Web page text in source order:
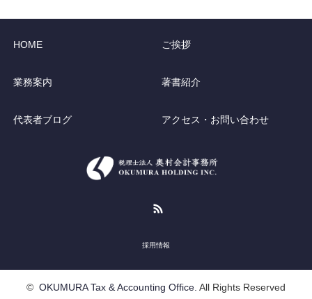
HOME ご挨拶
業務案内 著書紹介
代表者ブログ アクセス・お問い合わせ
採用情報
© OKUMURA Tax & Accounting Office. All Rights Reserved